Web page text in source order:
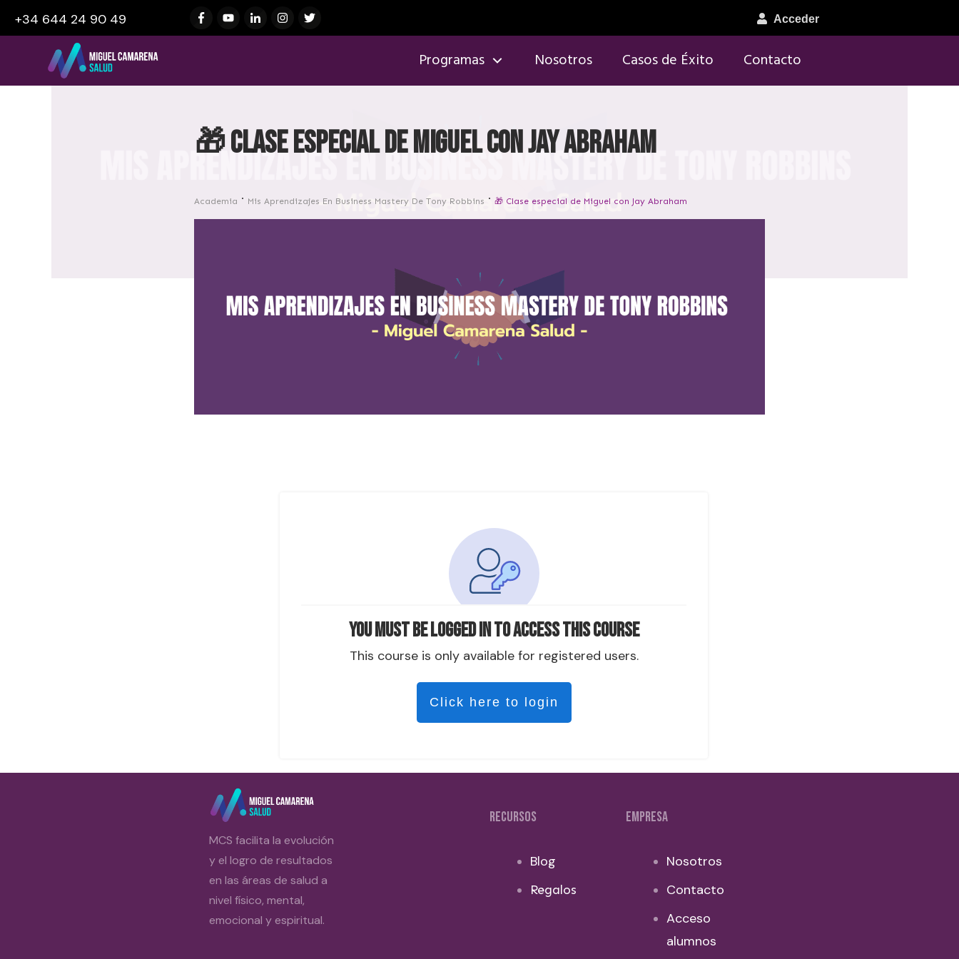
+34 644 24 90 49 Acceder
Programas Nosotros Casos de Éxito Contacto
🎁 Clase especial de Miguel con Jay Abraham
Academia Mis Aprendizajes En Business Mastery De Tony Robbins 🎁 Clase especial de Miguel con Jay Abraham
You must be logged in to access this course
This course is only available for registered users.
Click here to login
MCS facilita la evolución
y el logro de resultados
en las áreas de salud a
nivel físico, mental,
emocional y espiritual.
RECURSOS
Blog
Regalos
EMPRESA
Nosotros
Contacto
Acceso
alumnos